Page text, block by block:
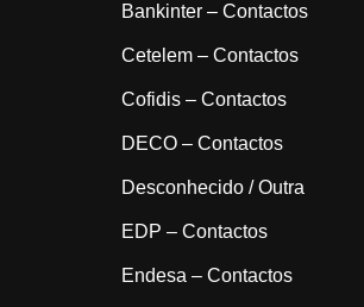
Bankinter – Contactos
Cetelem – Contactos
Cofidis – Contactos
DECO – Contactos
Desconhecido / Outra
EDP – Contactos
Endesa – Contactos